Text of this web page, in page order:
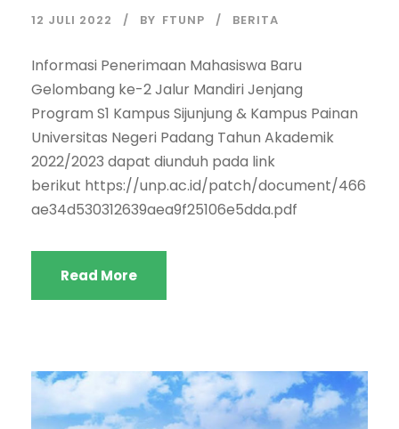
12 JULI 2022 BY FTUNP BERITA
Informasi Penerimaan Mahasiswa Baru
Gelombang ke-2 Jalur Mandiri Jenjang
Program S1 Kampus Sijunjung & Kampus Painan
Universitas Negeri Padang Tahun Akademik
2022/2023 dapat diunduh pada link
berikut https://unp.ac.id/patch/document/466
ae34d530312639aea9f25106e5dda.pdf
Read More